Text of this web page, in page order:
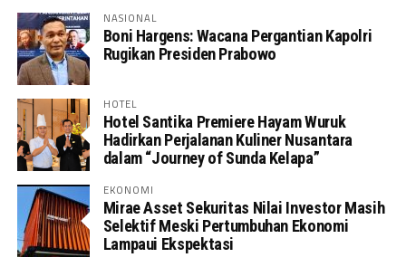
NASIONAL
Boni Hargens: Wacana Pergantian Kapolri
Rugikan Presiden Prabowo
HOTEL
Hotel Santika Premiere Hayam Wuruk
Hadirkan Perjalanan Kuliner Nusantara
dalam “Journey of Sunda Kelapa”
EKONOMI
Mirae Asset Sekuritas Nilai Investor Masih
Selektif Meski Pertumbuhan Ekonomi
Lampaui Ekspektasi